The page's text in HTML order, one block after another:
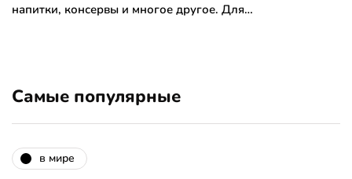
напитки, консервы и многое другое. Для…
Самые популярные
в мире